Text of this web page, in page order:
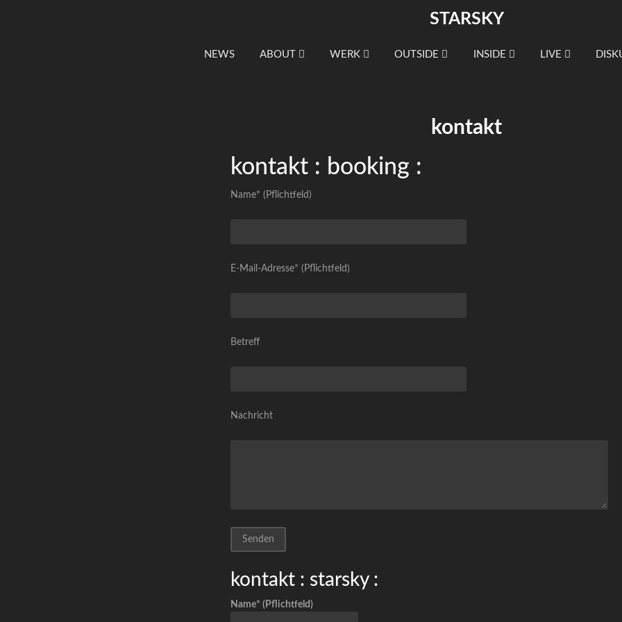
STARSKY
NEWS ABOUT WERK OUTSIDE INSIDE LIVE
kontakt
kontakt : booking :
Name* (Pflichtfeld)
E-Mail-Adresse* (Pflichtfeld)
Betreff
Nachricht
kontakt : starsky :
Name* (Pflichtfeld)